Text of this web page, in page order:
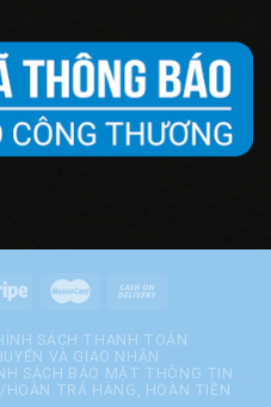
SÁCH THANH TOÁN
VÀ GIAO NHẬN
SÁCH BẢO MẬT THÔNG TIN
HOÀN TRẢ HÀNG, HOÀN TIỀN